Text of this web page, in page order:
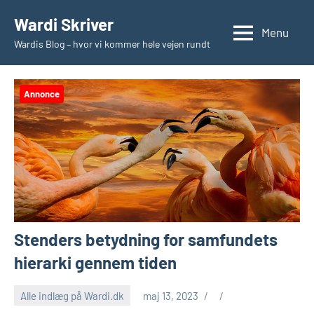
indhold
Wardi Skriver
Wardis Blog – hvor vi kommer hele vejen rundt
Menu
Annonce
Stenders betydning for samfundets
hierarki gennem tiden
Alle indlæg på Wardi.dk maj 13, 2023